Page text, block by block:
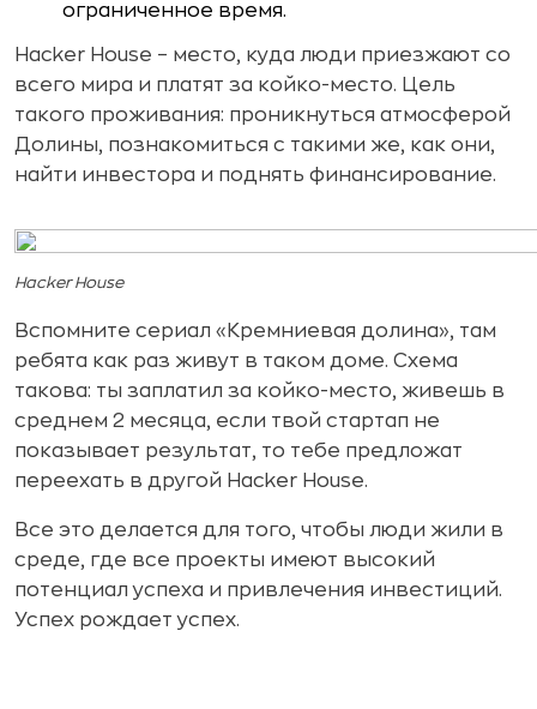
ограниченное время.
Hacker House – место, куда люди приезжают со
всего мира и платят за койко-место. Цель
такого проживания: проникнуться атмосферой
Долины, познакомиться с такими же, как они,
найти инвестора и поднять финансирование.
Hacker House
Вспомните сериал «Кремниевая долина», там
ребята как раз живут в таком доме. Схема
такова: ты заплатил за койко-место, живешь в
среднем 2 месяца, если твой стартап не
показывает результат, то тебе предложат
переехать в другой Hacker House.
Все это делается для того, чтобы люди жили в
среде, где все проекты имеют высокий
потенциал успеха и привлечения инвестиций.
Успех рождает успех.